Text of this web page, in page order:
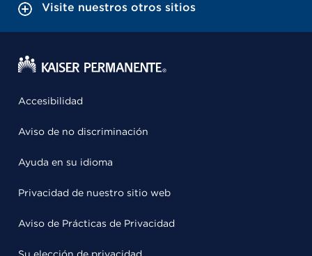
Visite nuestros otros sitios
Accesibilidad
Aviso de no discriminación
Ayuda en su idioma
Privacidad de nuestro sitio web
Aviso de Prácticas de Privacidad